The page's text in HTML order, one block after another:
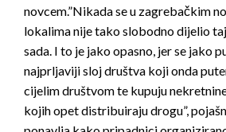
novcem.”Nikada se u zagrebačkim
lokalima nije tako slobodno dijelio taj
sada. I to je jako opasno, jer se jako
najprljaviji sloj društva koji onda
cijelim društvom te kupuju
kojih opet distribuiraju drogu”,